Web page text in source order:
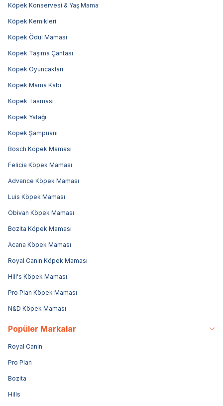
Köpek Konservesi & Yaş Mama
Köpek Kemikleri
Köpek Ödül Maması
Köpek Taşıma Çantası
Köpek Oyuncakları
Köpek Mama Kabı
Köpek Tasması
Köpek Yatağı
Köpek Şampuanı
Bosch Köpek Maması
Felicia Köpek Maması
Advance Köpek Maması
Luis Köpek Maması
Obivan Köpek Maması
Bozita Köpek Maması
Acana Köpek Maması
Royal Canin Köpek Maması
Hill's Köpek Maması
Pro Plan Köpek Maması
N&D Köpek Maması
Popüler Markalar
Royal Canin
Pro Plan
Bozita
Hills